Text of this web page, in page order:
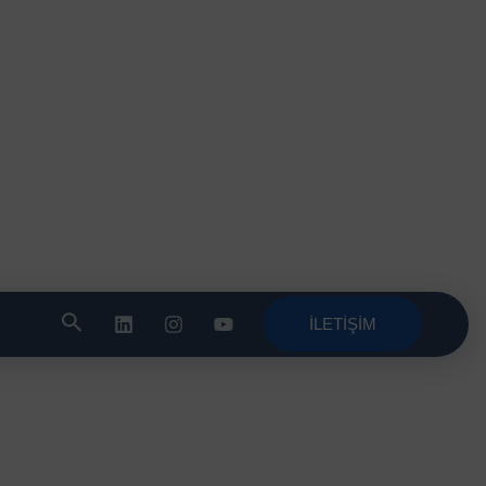
İLETİŞİM